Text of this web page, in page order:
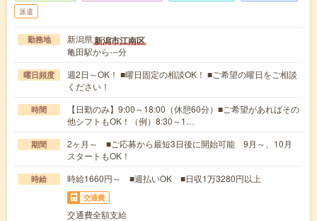
派遣
勤務地 新潟県新潟市江南区
亀田駅から---分
曜日頻度
週2日～OK！ ■曜日固定の相談OK！ ■ご希望の曜日をご相談
ください！
時間
【日勤のみ】9:00～18:00（休憩60分）■ご希望があればその
他シフトもOK！（例）8:30～1…
期間
2ヶ月～ ■ご応募から最短3日後に開始可能 9月～、10月
スタートもOK！
時給 時給1660円～ ■週払いOK ■日収1万3280円以上
交通費
交通費全額支給